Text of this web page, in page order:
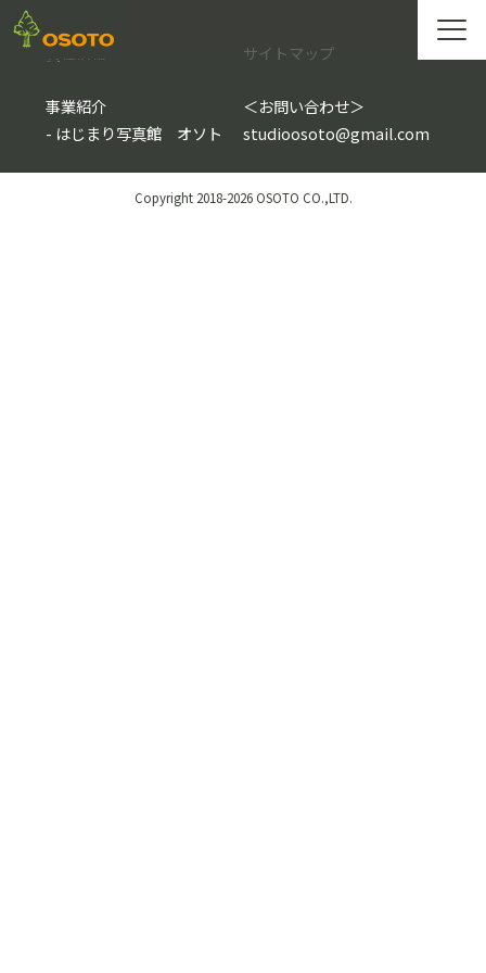
会社情報 サイトマップ
事業紹介
- はじまり写真館 オソト
＜お問い合わせ＞
studioosoto@gmail.com
Copyright 2018-2026 OSOTO CO.,LTD.